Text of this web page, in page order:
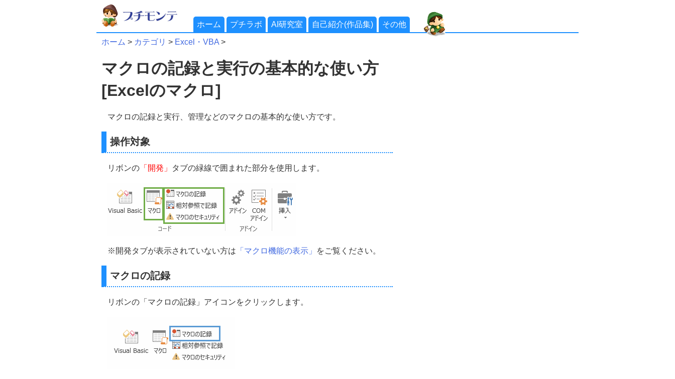
ホーム プチラボ AI研究室 自己紹介(作品集) その他
ホーム > カテゴリ > Excel・VBA >
マクロの記録と実行の基本的な使い方
[Excelのマクロ]
マクロの記録と実行、管理などのマクロの基本的な使い方です。
操作対象
リボンの 「開発」 タブの緑線で囲まれた部分を使用します。
※開発タブが表示されていない方は 「マクロ機能の表示」 をご覧ください。
マクロの記録
リボンの「マクロの記録」アイコンをクリックします。